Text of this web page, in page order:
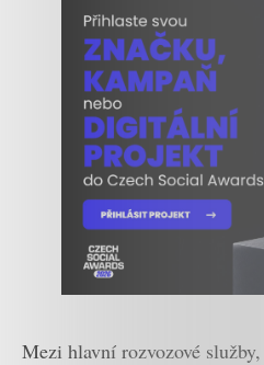
Mezi hlavní rozvozové